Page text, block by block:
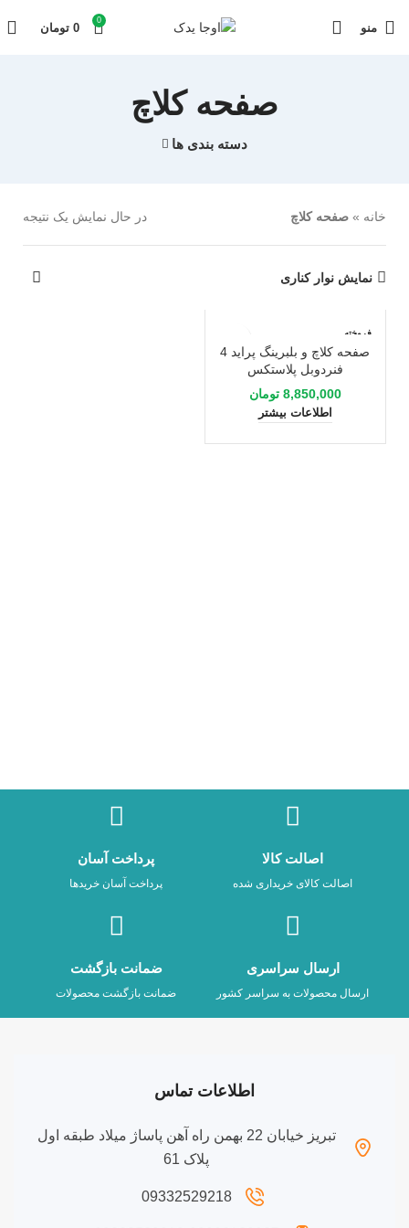
منو
0
0 تومان
صفحه کلاچ
دسته بندی ها
خانه » صفحه کلاچ در حال نمایش یک نتیجه
نمایش نوار کناری
فروخته
صفحه کلاچ و بلبرینگ پراید 4
فنردوبل پلاستکس
8,850,000 تومان
اطلاعات بیشتر
اصالت کالا
اصالت کالای خریداری شده
پرداخت آسان
پرداخت آسان خریدها
ارسال سراسری
ارسال محصولات به سراسر کشور
ضمانت بازگشت
ضمانت بازگشت محصولات
اطلاعات تماس
تبریز خیابان 22 بهمن راه آهن پاساژ میلاد طبقه اول
پلاک 61
09332529218